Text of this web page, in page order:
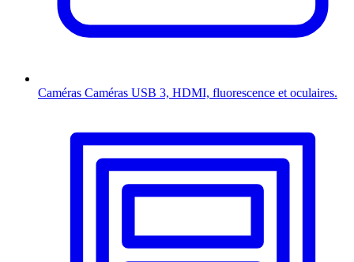
Caméras Caméras USB 3, HDMI, fluorescence et oculaires.